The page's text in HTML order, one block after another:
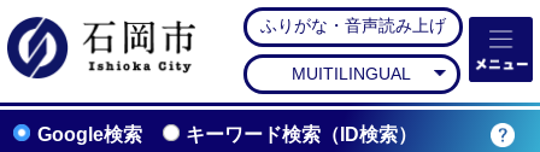
石岡市公式ホームペー
ふりがな・音声読み上げ
MUITILINGUAL
Google検索 キーワード検索（ID検索）